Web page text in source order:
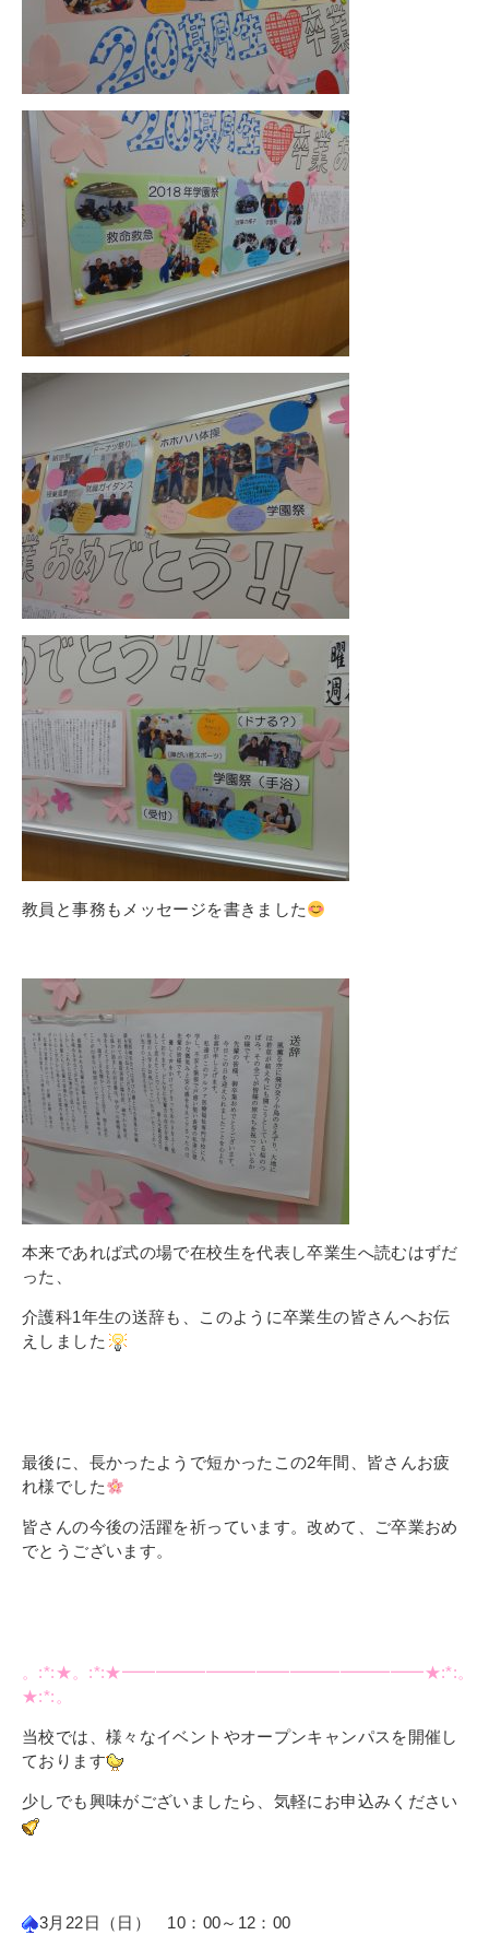
教員と事務もメッセージを書きました
本来であれば式の場で在校生を代表し卒業生へ読むはずだ
った、
介護科1年生の送辞も、このように卒業生の皆さんへお伝
えしました
最後に、長かったようで短かったこの2年間、皆さんお疲
れ様でした
皆さんの今後の活躍を祈っています。改めて、ご卒業おめ
でとうございます。
。:*:★。:*:★━━━━━━━━━━━━━━━━━━★:*:。
★:*:。
当校では、様々なイベントやオープンキャンパスを開催し
ております
少しでも興味がございましたら、気軽にお申込みください
3月22日（日） 10：00～12：00